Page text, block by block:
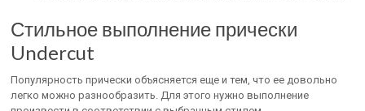
Стильное выполнение прически
Undercut
Популярность прически объясняется еще и тем, что ее довольно
легко можно разнообразить. Для этого нужно выполнение